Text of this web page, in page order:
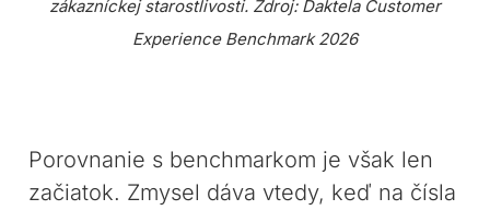
zákazníckej starostlivosti. Zdroj: Daktela Customer
Experience Benchmark 2026
Porovnanie s benchmarkom je však len
začiatok. Zmysel dáva vtedy, keď na čísla